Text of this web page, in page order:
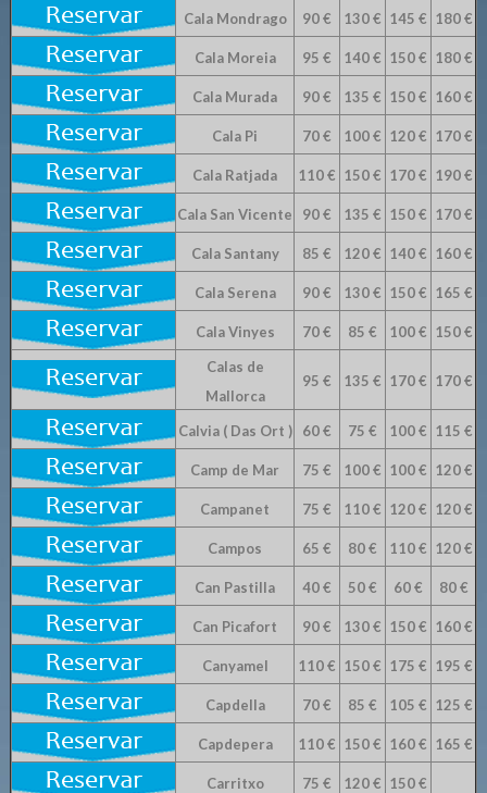
Cala Mondrago 90 € 130 € 145 € 180 €
Cala Moreia 95 € 140 € 150 € 180 €
Cala Murada 90 € 135 € 150 € 160 €
Cala Pi 70 € 100 € 120 € 170 €
Cala Ratjada 110 € 150 € 170 € 190 €
Cala San Vicente 90 € 135 € 150 € 170 €
Cala Santany 85 € 120 € 140 € 160 €
Cala Serena 90 € 130 € 150 € 165 €
Cala Vinyes 70 € 85 € 100 € 150 €
Calas de
Mallorca
95 € 135 € 170 € 170 €
Calvia ( Das Ort ) 60 € 75 € 100 € 115 €
Camp de Mar 75 € 100 € 100 € 120 €
Campanet 75 € 110 € 120 € 120 €
Campos 65 € 80 € 110 € 120 €
Can Pastilla 40 € 50 € 60 € 80 €
Can Picafort 90 € 130 € 150 € 160 €
Canyamel 110 € 150 € 175 € 195 €
Capdella 70 € 85 € 105 € 125 €
Capdepera 110 € 150 € 160 € 165 €
Carritxo 75 € 120 € 150 €